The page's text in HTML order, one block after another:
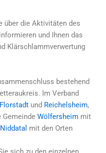
über die Aktivitäten des
und Ihnen das
Klärschlammverwertung
bestehend
Im Verband
Florstadt und Reichelsheim,
Gemeinde Wölfersheim mit
Niddatal mit den Orten